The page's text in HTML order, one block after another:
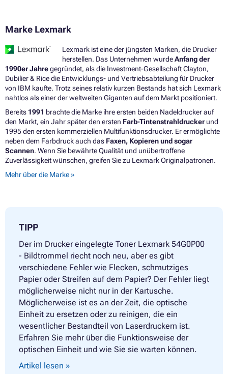
Marke Lexmark
Lexmark ist eine der jüngsten Marken, die Drucker
herstellen. Das Unternehmen wurdeAnfang der
1990er Jahregegründet, als die Investment-Gesellschaft Clayton,
Dubilier & Rice die Entwicklungs- und Vertriebsabteilung für Drucker
von IBM kaufte. Trotz seines relativ kurzen Bestands hat sich Lexmark
nahtlos als einer der weltweiten Giganten auf dem Markt positioniert.
Bereits 1991 brachte die Marke ihre ersten beiden Nadeldrucker auf
den Markt, ein Jahr später den ersten Farb-Tintenstrahldrucker und
1995 den ersten kommerziellen Multifunktionsdrucker. Er ermöglichte
neben dem Farbdruck auch das Faxen, Kopieren und sogar
Scannen. Wenn Sie bewährte Qualität und unübertroffene
Zuverlässigkeit wünschen, greifen Sie zu Lexmark Originalpatronen.
Mehr über die Marke »
TIPP
Der im Drucker eingelegte Toner Lexmark 54G0P00
- Bildtrommel riecht noch neu, aber es gibt
verschiedene Fehler wie Flecken, schmutziges
Papier oder Streifen auf dem Papier? Der Fehler liegt
möglicherweise nicht nur in der Kartusche.
Möglicherweise ist es an der Zeit, die optische
Einheit zu ersetzen oder zu reinigen, die ein
wesentlicher Bestandteil von Laserdruckern ist.
Erfahren Sie mehr über die Funktionsweise der
optischen Einheit und wie Sie sie warten können.
Artikel lesen »